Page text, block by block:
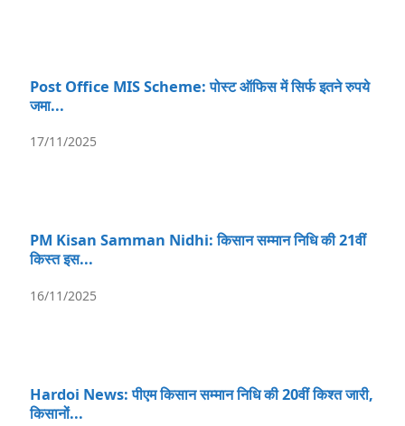
Post Office MIS Scheme: पोस्ट ऑफिस में सिर्फ इतने रुपये
जमा...
17/11/2025
PM Kisan Samman Nidhi: किसान सम्मान निधि की 21वीं
किस्त इस...
16/11/2025
Hardoi News: पीएम किसान सम्मान निधि की 20वीं किश्त जारी,
किसानों...